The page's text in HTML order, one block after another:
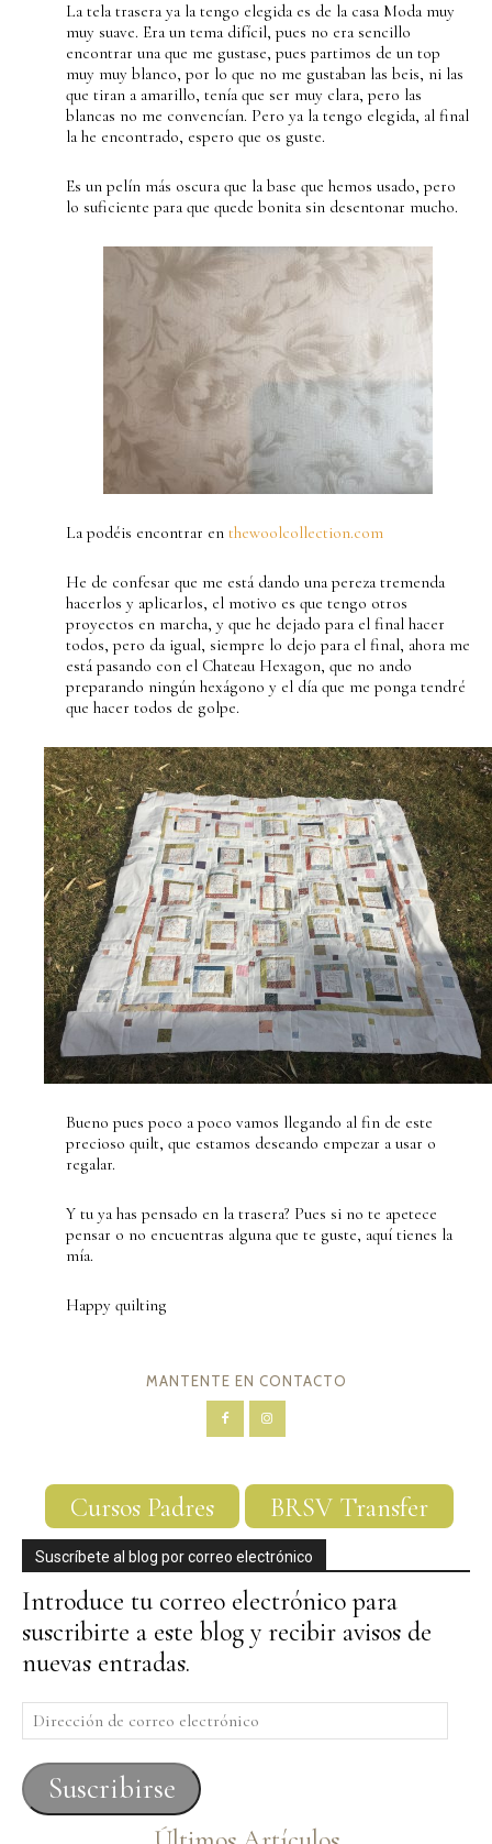
La tela trasera ya la tengo elegida es de la casa Moda muy
muy suave. Era un tema difícil, pues no era sencillo
encontrar una que me gustase, pues partimos de un top
muy muy blanco, por lo que no me gustaban las beis, ni las
que tiran a amarillo, tenía que ser muy clara, pero las
blancas no me convencían. Pero ya la tengo elegida, al final
la he encontrado, espero que os guste.
Es un pelín más oscura que la base que hemos usado, pero
lo suficiente para que quede bonita sin desentonar mucho.
La podéis encontrar en thewoolcollection.com
He de confesar que me está dando una pereza tremenda
hacerlos y aplicarlos, el motivo es que tengo otros
proyectos en marcha, y que he dejado para el final hacer
todos, pero da igual, siempre lo dejo para el final, ahora me
está pasando con el Chateau Hexagon, que no ando
preparando ningún hexágono y el día que me ponga tendré
que hacer todos de golpe.
Bueno pues poco a poco vamos llegando al fin de este
precioso quilt, que estamos deseando empezar a usar o
regalar.
Y tu ya has pensado en la trasera? Pues si no te apetece
pensar o no encuentras alguna que te guste, aquí tienes la
mía.
Happy quilting
MANTENTE EN CONTACTO
Cursos Padres BRSV Transfer
Suscríbete al blog por correo electrónico
Introduce tu correo electrónico para
suscribirte a este blog y recibir avisos de
nuevas entradas.
Dirección
de
correo
electrónico
Suscribirse